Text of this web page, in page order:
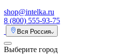
shop@intelka.ru
8 (800) 555-93-75
Вся Россия
Выберите город